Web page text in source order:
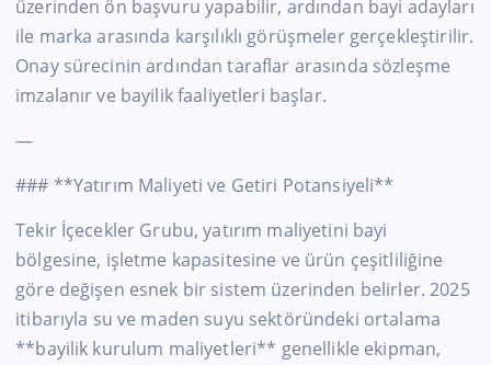
üzerinden ön başvuru yapabilir, ardından bayi adayları
ile marka arasında karşılıklı görüşmeler gerçekleştirilir.
Onay sürecinin ardından taraflar arasında sözleşme
imzalanır ve bayilik faaliyetleri başlar.
—
### **Yatırım Maliyeti ve Getiri Potansiyeli**
Tekir İçecekler Grubu, yatırım maliyetini bayi
bölgesine, işletme kapasitesine ve ürün çeşitliliğine
göre değişen esnek bir sistem üzerinden belirler. 2025
itibarıyla su ve maden suyu sektöründeki ortalama
**bayilik kurulum maliyetleri** genellikle ekipman,